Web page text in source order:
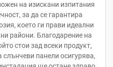
на изискани изпитания
за да се гарантира
което ги прави идеални
райони. Благодарение на
стои зад всеки продукт,
панели осигурява,